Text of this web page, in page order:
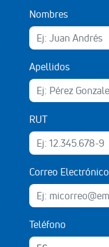
Nombres
Apellidos
RUT
Correo Electrónico
Teléfono